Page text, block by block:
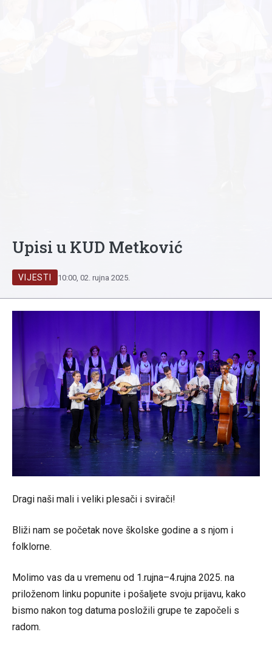
Upisi u KUD Metković
VIJESTI 10:00, 02. rujna 2025.
Dragi naši mali i veliki plesači i svirači!
Bliži nam se početak nove školske godine a s njom i
folklorne.
Molimo vas da u vremenu od 1.rujna–4.rujna 2025. na
priloženom linku popunite i pošaljete svoju prijavu, kako
bismo nakon tog datuma posložili grupe te započeli s
radom.